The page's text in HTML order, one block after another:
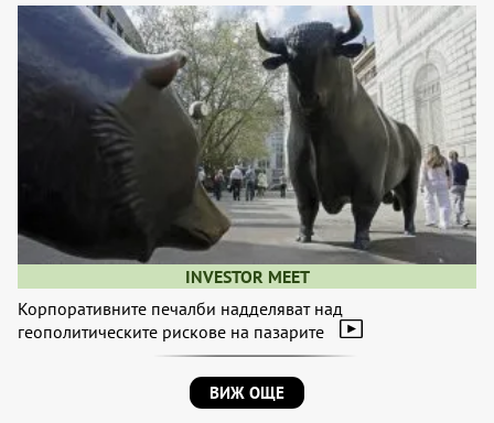
INVESTOR MEET
Корпоративните печалби надделяват над
геополитическите рискове на пазарите
ВИЖ ОЩЕ